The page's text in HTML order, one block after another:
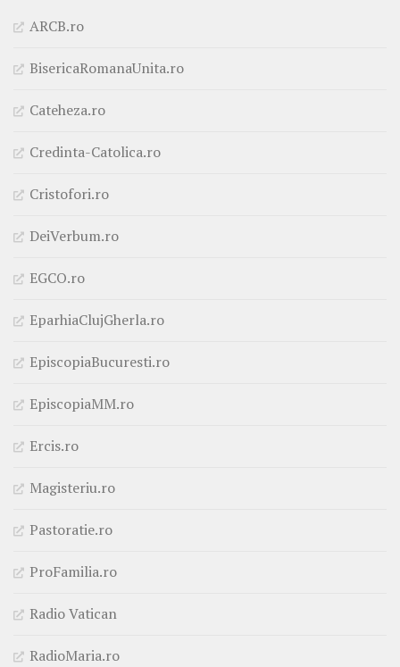
ARCB.ro
BisericaRomanaUnita.ro
Cateheza.ro
Credinta-Catolica.ro
Cristofori.ro
DeiVerbum.ro
EGCO.ro
EparhiaClujGherla.ro
EpiscopiaBucuresti.ro
EpiscopiaMM.ro
Ercis.ro
Magisteriu.ro
Pastoratie.ro
ProFamilia.ro
Radio Vatican
RadioMaria.ro